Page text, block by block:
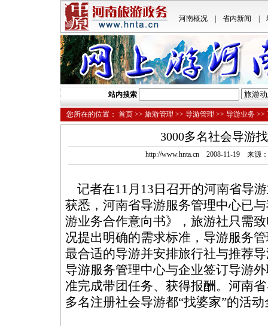
河南概况| 省内新闻
站内搜索
您所在的位置： 首页 >> 旅游管理 >> 导游管理 >> 导游业务 >>
3000多名社会导游
http://www.hnta.cn 2008-11-19 来源
记者在11月13日召开的河南省导
获悉，河南省导游服务管理中心已
游业务合作意向书》，旅游社只需
况提出明确的需求标准，导游服务
最合适的导游并安排旅行社与推荐
导游服务管理中心与企业签订导游
准完成带团任务、获得报酬。河南
多名注册社会导游都“找婆家”的活